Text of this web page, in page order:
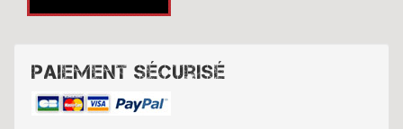
Paiement sécurisé